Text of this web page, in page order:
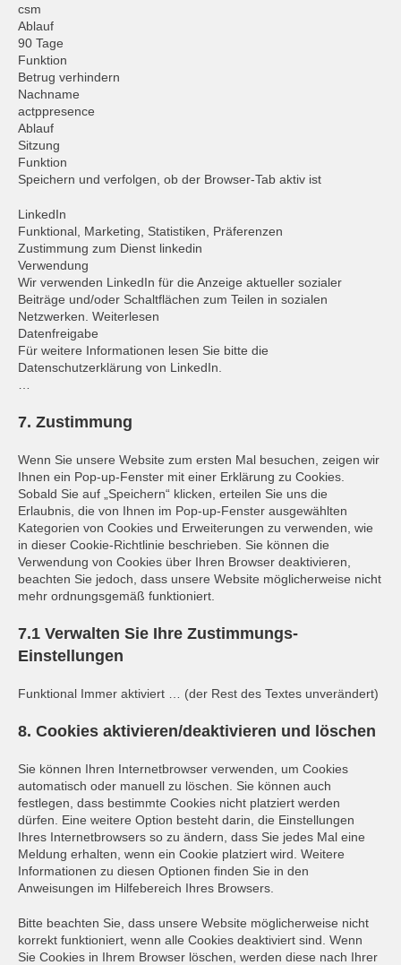
csm
Ablauf
90 Tage
Funktion
Betrug verhindern
Nachname
actppresence
Ablauf
Sitzung
Funktion
Speichern und verfolgen, ob der Browser-Tab aktiv ist
LinkedIn
Funktional, Marketing, Statistiken, Präferenzen
Zustimmung zum Dienst linkedin
Verwendung
Wir verwenden LinkedIn für die Anzeige aktueller sozialer
Beiträge und/oder Schaltflächen zum Teilen in sozialen
Netzwerken. Weiterlesen
Datenfreigabe
Für weitere Informationen lesen Sie bitte die
Datenschutzerklärung von LinkedIn.
7. Zustimmung
Wenn Sie unsere Website zum ersten Mal besuchen, zeigen wir
Ihnen ein Pop-up-Fenster mit einer Erklärung zu Cookies.
Sobald Sie auf „Speichern“ klicken, erteilen Sie uns die
Erlaubnis, die von Ihnen im Pop-up-Fenster ausgewählten
Kategorien von Cookies und Erweiterungen zu verwenden, wie
in dieser Cookie-Richtlinie beschrieben. Sie können die
Verwendung von Cookies über Ihren Browser deaktivieren,
beachten Sie jedoch, dass unsere Website möglicherweise nicht
mehr ordnungsgemäß funktioniert.
7.1 Verwalten Sie Ihre Zustimmungs-
Einstellungen
Funktional Immer aktiviert … (der Rest des Textes unverändert)
8. Cookies aktivieren/deaktivieren und löschen
Sie können Ihren Internetbrowser verwenden, um Cookies
automatisch oder manuell zu löschen. Sie können auch
festlegen, dass bestimmte Cookies nicht platziert werden
dürfen. Eine weitere Option besteht darin, die Einstellungen
Ihres Internetbrowsers so zu ändern, dass Sie jedes Mal eine
Meldung erhalten, wenn ein Cookie platziert wird. Weitere
Informationen zu diesen Optionen finden Sie in den
Anweisungen im Hilfebereich Ihres Browsers.
Bitte beachten Sie, dass unsere Website möglicherweise nicht
korrekt funktioniert, wenn alle Cookies deaktiviert sind. Wenn
Sie Cookies in Ihrem Browser löschen, werden diese nach Ihrer